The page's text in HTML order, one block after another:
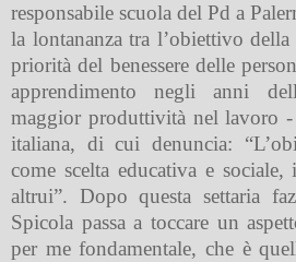
responsabile scuola del Pd a
la lontananza tra l’obiettivo
priorità del benessere delle
apprendimento negli anni
maggior produttività nel lavoro
italiana, di cui denuncia:
come scelta educativa e
altrui”. Dopo questa settaria
Spicola passa a toccare un
per me fondamentale, che è